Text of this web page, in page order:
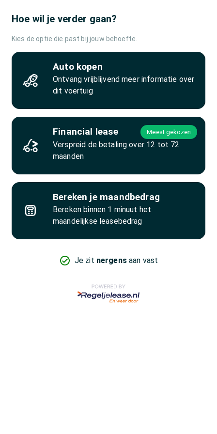
Hoe wil je verder gaan?
Kies de optie die past bij jouw behoefte.
Auto kopen
Ontvang vrijblijvend meer informatie over
dit voertuig
Financial lease Meest gekozen
Verspreid de betaling over 12 tot 72
maanden
Bereken je maandbedrag
Bereken binnen 1 minuut het
maandelijkse leasebedrag
Je zit nergensaan vast